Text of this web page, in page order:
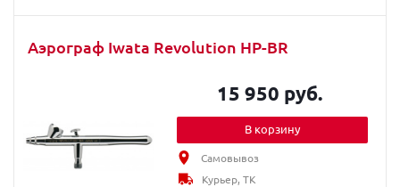
Аэрограф Iwata Revolution HP-BR
15 950 руб.
В корзину
Самовывоз
Курьер, ТК